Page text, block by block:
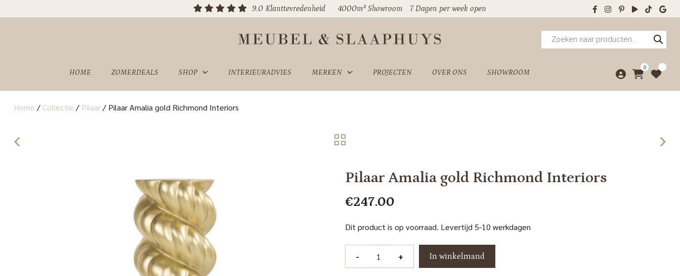
9.0 Klanttevredenheid 4000m² Showroom 7 Dagen per week open
Producten
zoeken
HOME ZOMERDEALS SHOP INTERIEURADVIES MERKEN PROJECTEN OVER ONS SHOWROOM
0
SHOWROOM
Home / Collectie / Pilaar/ Pilaar Amalia gold Richmond Interiors
Pilaar Amalia gold Richmond Interiors
€247.00
Dit product is op voorraad. Levertijd 5-10 werkdagen
- + In winkelmand